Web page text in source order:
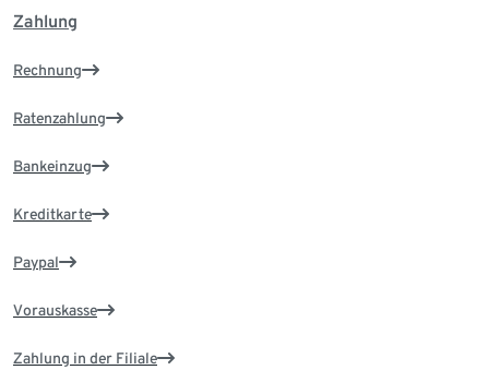
Zahlung
Rechnung
Ratenzahlung
Bankeinzug
Kreditkarte
Paypal
Vorauskasse
Zahlung in der Filiale